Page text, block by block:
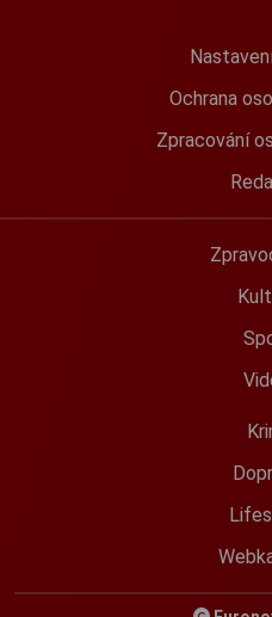
Ochrana
Zpracování